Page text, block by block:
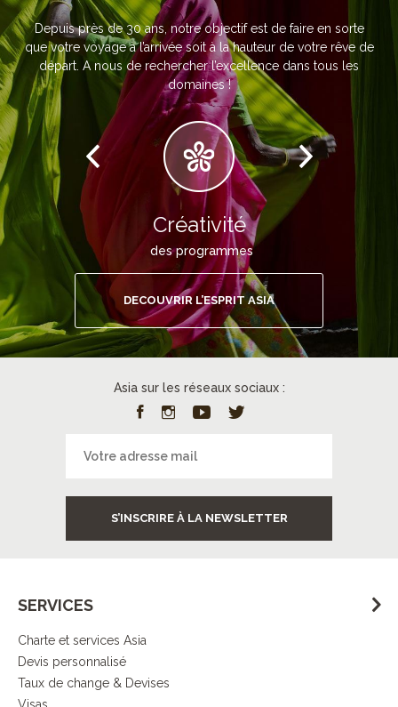
Depuis près de 30 ans, notre objectif est de faire en sorte
que votre voyage à l’arrivée soit à la hauteur de votre rêve de
départ. A nous de rechercher l’excellence dans tous les
domaines !
Créativité
des programmes
DECOUVRIR L’ESPRIT ASIA
Asia sur les réseaux sociaux :
S’INSCRIRE À LA NEWSLETTER
SERVICES
Charte et services Asia
Devis personnalisé
Taux de change & Devises